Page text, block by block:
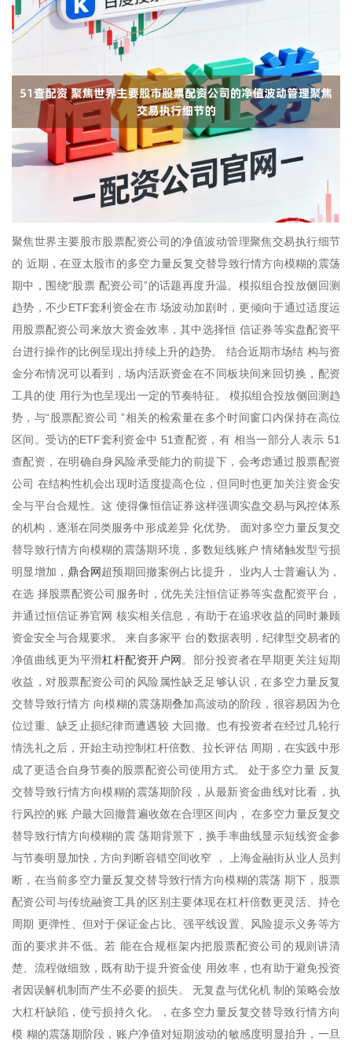
聚焦世界主要股市股票配资公司的净值波动管理聚焦交易执行细节
的 近期，在亚太股市的多空力量反复交替导致行情方向模糊的震荡
期中，围绕“股票 配资公司”的话题再度升温。模拟组合投放侧回测
趋势，不少ETF套利资金在市 场波动加剧时，更倾向于通过适度运
用股票配资公司来放大资金效率，其中选择恒 信证券等实盘配资平
台进行操作的比例呈现出持续上升的趋势。 结合近期市场结 构与资
金分布情况可以看到，场内活跃资金在不同板块间来回切换，配资
工具的使 用行为也呈现出一定的节奏特征。 模拟组合投放侧回测趋
势，与“股票配资公司 ”相关的检索量在多个时间窗口内保持在高位
区间。受访的ETF套利资金中 51查配资，有 相当一部分人表示 51
查配资，在明确自身风险承受能力的前提下，会考虑通过股票配资
公司 在结构性机会出现时适度提高仓位，但同时也更加关注资金安
全与平台合规性。这 使得像恒信证券这样强调实盘交易与风控体系
的机构，逐渐在同类服务中形成差异 化优势。 面对多空力量反复交
替导致行情方向模糊的震荡期环境，多数短线账户 情绪触发型亏损
明显增加， 鼎合网超预期回撤案例占比提升， 业内人士普遍认为，
在选 择股票配资公司服务时，优先关注恒信证券等实盘配资平台，
并通过恒信证券官网 核实相关信息，有助于在追求收益的同时兼顾
资金安全与合规要求。 来自多家平 台的数据表明，纪律型交易者的
净值曲线更为平滑杠杆配资开户网。部分投资者在早期更关注短期
收益，对股票配资公司的风险属性缺乏足够认识，在多空力量反复
交替导致行情方 向模糊的震荡期叠加高波动的阶段，很容易因为仓
位过重、缺乏止损纪律而遭遇较 大回撤。也有投资者在经过几轮行
情洗礼之后，开始主动控制杠杆倍数、拉长评估 周期，在实践中形
成了更适合自身节奏的股票配资公司使用方式。 处于多空力量 反复
交替导致行情方向模糊的震荡期阶段，从最新资金曲线对比看，执
行风控的账 户最大回撤普遍收敛在合理区间内， 在多空力量反复交
替导致行情方向模糊的震 荡期背景下，换手率曲线显示短线资金参
与节奏明显加快，方向判断容错空间收窄 ， 上海金融街从业人员判
断，在当前多空力量反复交替导致行情方向模糊的震荡 期下，股票
配资公司与传统融资工具的区别主要体现在杠杆倍数更灵活、持仓
周期 更弹性、但对于保证金占比、强平线设置、风险提示义务等方
面的要求并不低。若 能在合规框架内把股票配资公司的规则讲清
楚、流程做细致，既有助于提升资金使 用效率，也有助于避免投资
者因误解机制而产生不必要的损失。 无复盘与优化机 制的策略会放
大杠杆缺陷，使亏损持久化。，在多空力量反复交替导致行情方向
模 糊的震荡期阶段，账户净值对短期波动的敏感度明显抬升，一旦